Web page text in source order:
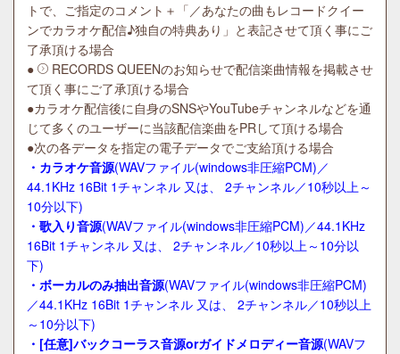
トで、ご指定のコメント＋「／あなたの曲もレコードクイー
ンでカラオケ配信♪独自の特典あり」と表記させて頂く事にご
了承頂ける場合
●
RECORDS QUEENのお知らせで配信楽曲情報を掲載させ
て頂く事にご了承頂ける場合
●カラオケ配信後に自身のSNSやYouTubeチャンネルなどを通
じて多くのユーザーに当該配信楽曲をPRして頂ける場合
●次の各データを指定の電子データでご支給頂ける場合
・カラオケ音源(WAVファイル(windows非圧縮PCM)／
44.1KHz 16Bit 1チャンネル 又は、 2チャンネル／10秒以上～
10分以下)
・歌入り音源(WAVファイル(windows非圧縮PCM)／44.1KHz
16Bit 1チャンネル 又は、 2チャンネル／10秒以上～10分以
下)
・ボーカルのみ抽出音源(WAVファイル(windows非圧縮PCM)
／44.1KHz 16Bit 1チャンネル 又は、 2チャンネル／10秒以上
～10分以下)
・[任意]バックコーラス音源orガイドメロディー音源(WAVフ